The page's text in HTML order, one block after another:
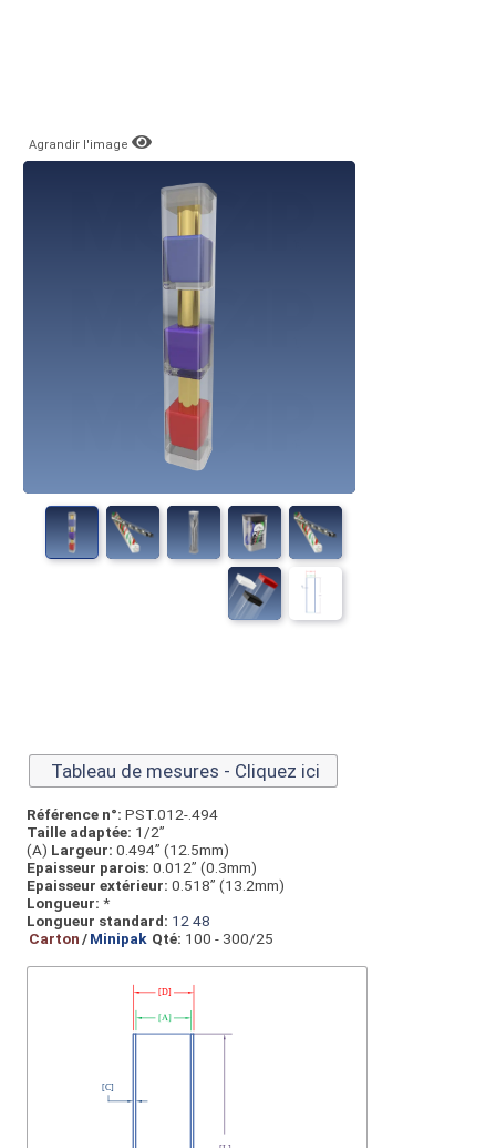
Agrandir l'image
Tableau de mesures - Cliquez ici
Référence n°: PST.012-.494
Taille adaptée: 1/2”
(A) Largeur: 0.494” (12.5mm)
Epaisseur parois: 0.012” (0.3mm)
Epaisseur extérieur: 0.518” (13.2mm)
Longueur: *
Longueur standard: 12 48
Carton/Minipak Qté: 100 - 300/25